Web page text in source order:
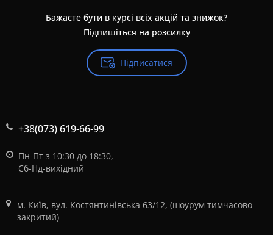
Бажаєте бути в курсі всіх акцій та знижок?
Підпишіться на розсилку
Підписатися
+38(073) 619-66-99
Пн-Пт з 10:30 до 18:30,
Сб-Нд-вихідний
м. Київ, вул. Костянтинівська 63/12, (шоурум тимчасово
закритий)